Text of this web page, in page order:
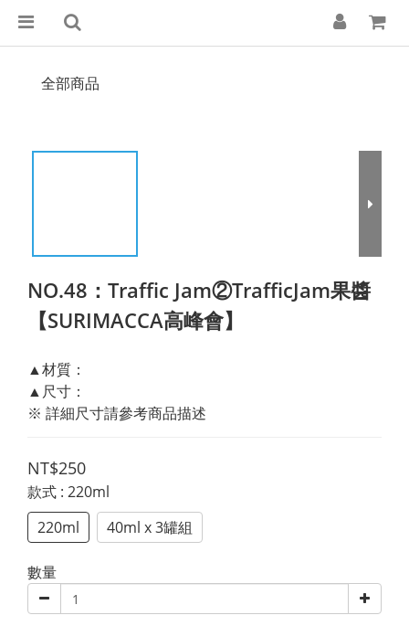
全部商品
NO.48：Traffic Jam②TrafficJam果醬
【SURIMACCA高峰會】
▲材質：
▲尺寸：
※ 詳細尺寸請參考商品描述
NT$250
款式 : 220ml
220ml
40ml x 3罐組
數量